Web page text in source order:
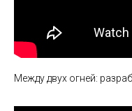
Между двух огней: